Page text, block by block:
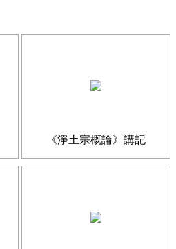
《淨土宗概論》講記